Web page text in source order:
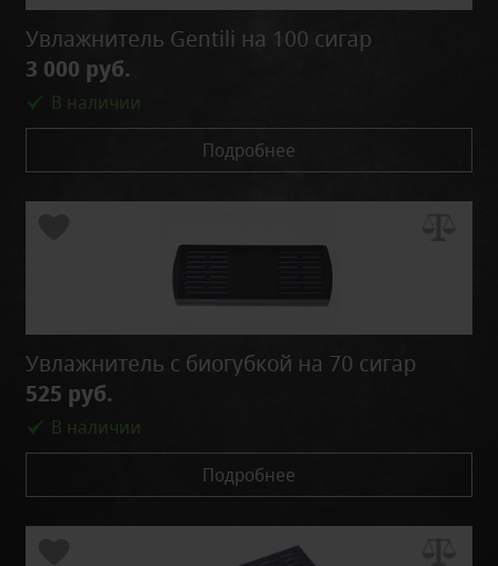
Увлажнитель Gentili на 100 сигар
3 000 руб.
В наличии
Подробнее
Увлажнитель с биогубкой на 70 сигар
525 руб.
В наличии
Подробнее